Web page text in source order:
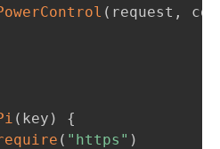
( request ,
( key )
{
( "https" )